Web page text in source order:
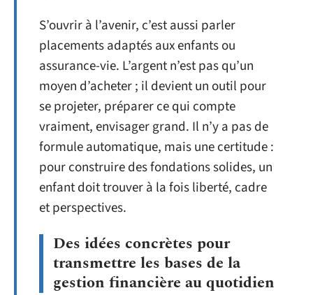
S’ouvrir à l’avenir, c’est aussi parler
placements adaptés aux enfants ou
assurance-vie. L’argent n’est pas qu’un
moyen d’acheter ; il devient un outil pour
se projeter, préparer ce qui compte
vraiment, envisager grand. Il n’y a pas de
formule automatique, mais une certitude :
pour construire des fondations solides, un
enfant doit trouver à la fois liberté, cadre
et perspectives.
Des idées concrètes pour
transmettre les bases de la
gestion financière au quotidien